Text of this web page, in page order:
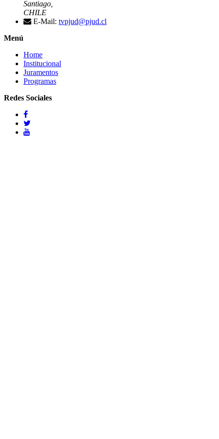
Santiago,
CHILE
E-Mail: tvpjud@pjud.cl
Menú
Home
Institucional
Juramentos
Programas
Redes Sociales